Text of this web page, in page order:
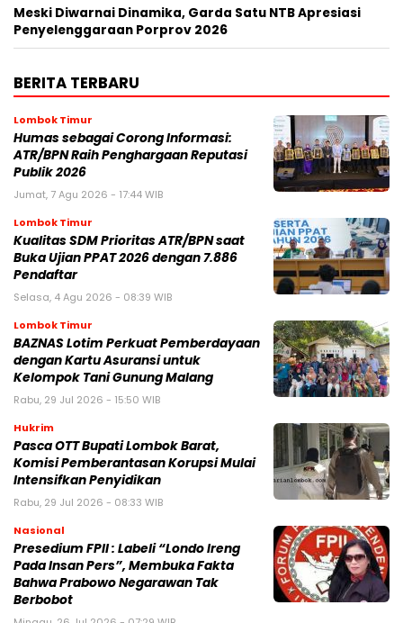
Meski Diwarnai Dinamika, Garda Satu NTB Apresiasi
Penyelenggaraan Porprov 2026 ‎
BERITA TERBARU
Lombok Timur
Humas sebagai Corong Informasi:
ATR/BPN Raih Penghargaan Reputasi
Publik 2026
Jumat, 7 Agu 2026 - 17:44 WIB
Lombok Timur
Kualitas SDM Prioritas ATR/BPN saat
Buka Ujian PPAT 2026 dengan 7.886
Pendaftar
Selasa, 4 Agu 2026 - 08:39 WIB
Lombok Timur
BAZNAS Lotim Perkuat Pemberdayaan
dengan Kartu Asuransi untuk
Kelompok Tani Gunung Malang
Rabu, 29 Jul 2026 - 15:50 WIB
Hukrim
Pasca OTT Bupati Lombok Barat,
Komisi Pemberantasan Korupsi Mulai
Intensifkan Penyidikan
Rabu, 29 Jul 2026 - 08:33 WIB
Nasional
Presedium FPII : Labeli “Londo Ireng
Pada Insan Pers”, Membuka Fakta
Bahwa Prabowo Negarawan Tak
Berbobot